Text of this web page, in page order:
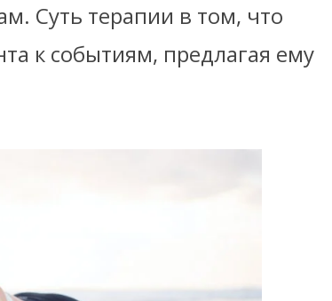
Суть терапии в том, что
к событиям, предлагая ему